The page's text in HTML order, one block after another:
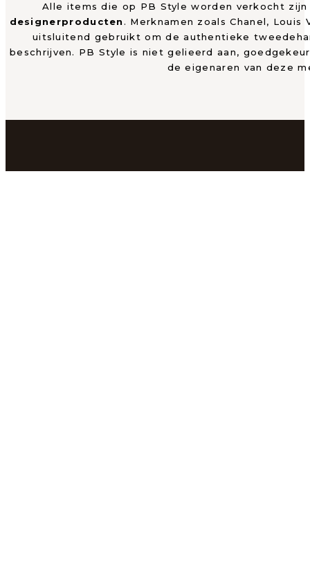
Alle items die op PB Style worden verkocht
designerproducten. Merknamen zoals Chanel,
uitsluitend gebruikt om de authentieke
beschrijven. PB Style is niet gelieerd aan,
de eigenaren van deze